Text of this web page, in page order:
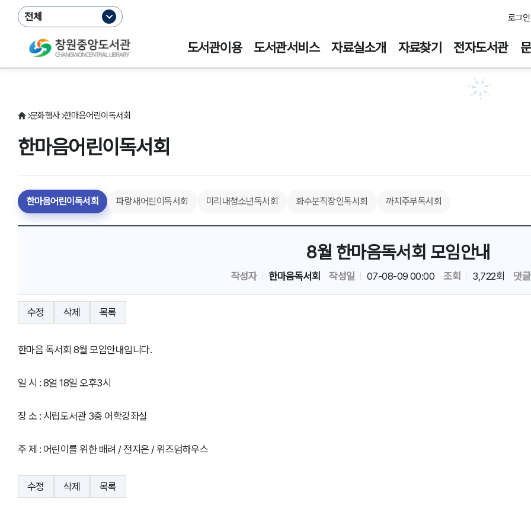
로그인
전체
도서관이용 도서관서비스 자료실소개 자료찾기 전자도서관
문화행사 한마음어린이독서회
한마음어린이독서회
한마음어린이독서회 파랑새어린이독서회 미리내청소년독서회 화수분직장인독서회 까치주부독서회
8월 한마음독서회 모임안내
작성자 한마음독서회 작성일 07-08-09 00:00 조회 3,722회 댓글
수정 삭제 목록
한마음 독서회 8월 모임안내입니다.
일 시 : 8얼 18일 오후3시
장 소 : 시립도서관 3층 어학강좌실
주 제 : 어린이를 위한 배려 / 전지은 / 위즈덤하우스
수정 삭제 목록